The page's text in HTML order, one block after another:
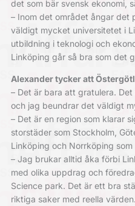
det som bär svensk ekonomi,
– Inom det området ångar det
väldigt mycket universitetet i
utbildning i teknologi och
Linköping går så bra som det
Alexander tycker att
– Det är bara att gratulera.
och jag beundrar det väldigt
– Det är en region som klarar
storstäder som Stockholm,
Linköping och Norrköping som
– Jag brukar alltid åka förbi
med olika uppdrag och
Science park. Det är ett bra
riktiga saker med reella